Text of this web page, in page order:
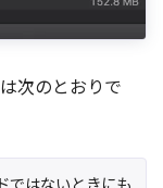
次のとおりで
ではないときにも